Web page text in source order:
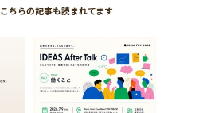
こちらの記事も読まれてます